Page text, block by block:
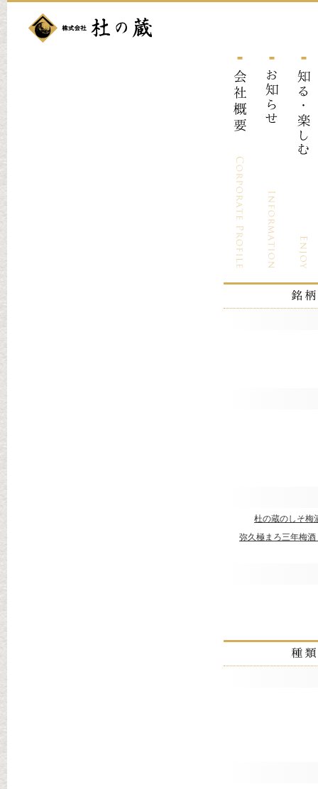
杜の蔵のしそ梅
弥久極まろ三年梅酒